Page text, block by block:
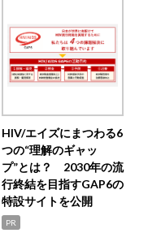
HIV/エイズにまつわる6
つの“理解のギャッ
プ”とは？ 2030年の流
行終結を目指すGAP6の
特設サイトを公開
PR